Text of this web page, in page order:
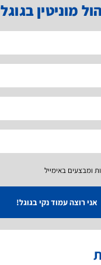
מוניטין בגוגל
ומבצעים באימייל
אני רוצה עמוד נקי בגוגל!